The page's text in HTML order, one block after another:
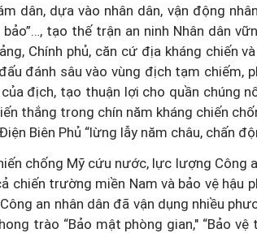
dân, dựa vào nhân dân, vận động
bảo”…, tạo thế trận an ninh Nhân dân
Chính phủ, căn cứ địa kháng chiến
đánh sâu vào vùng địch tạm chiếm,
địch, tạo thuận lợi cho quần chúng
thắng trong chín năm kháng chiến
Biên Phủ “lừng lẫy năm châu, chấn
chống Mỹ cứu nước, lực lượng Công
chiến trường miền Nam và bảo vệ hậu
an nhân dân đã vận dụng nhiều
trào “Bảo mật phòng gian," “Bảo vệ